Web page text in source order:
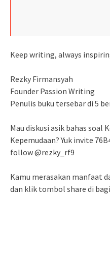
Keep writing, always
Rezky Firmansyah
Founder Passion Writing
Penulis buku tersebar di 5
Mau diskusi asik bahas soal
Kepemudaan? Yuk invite
follow @rezky_rf9
Kamu merasakan manfaat
dan klik tombol share di